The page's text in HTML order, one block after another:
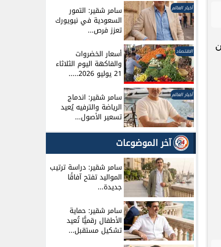
أخبار العالم سامر شقير: التمور
السعودية في نيويورك
تعزز فرص...
الاقتصاد أسعار الخضروات
والفاكهة اليوم الثلاثاء
21 يوليو 2026.....
أخبار العالم سامر شقير: اندماج
الرياضة والترفيه يُعيد
تسعير الأصول...
آخر الموضوعات
سامر شقير: دراسة ترتيب
المواليد تفتح آفاقًا
جديدة...
سامر شقير: حماية
الأطفال رقميًّا تُعيد
تشكيل مستقبل...